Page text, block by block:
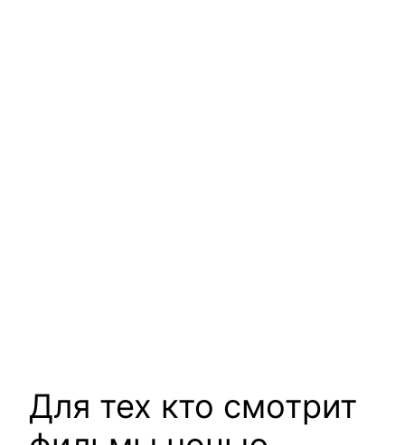
Для тех кто смотрит